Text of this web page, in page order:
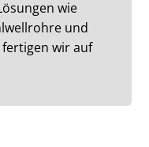
wie
und
wir auf